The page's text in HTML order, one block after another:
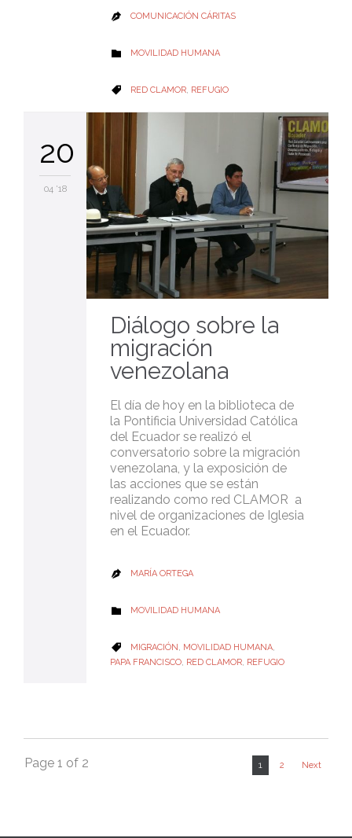
 COMUNICACIÓN CÁRITAS
 CATEGORY
MOVILIDAD HUMANA
 CATEGORY
RED CLAMOR, REFUGIO
20
04 '18
Diálogo sobre la
migración
venezolana
El día de hoy en la biblioteca de
la Pontificia Universidad Católica
del Ecuador se realizó el
conversatorio sobre la migración
venezolana, y la exposición de
las acciones que se están
realizando como red CLAMOR a
nivel de organizaciones de Iglesia
en el Ecuador.
 MARÍA ORTEGA
 CATEGORY
MOVILIDAD HUMANA
 CATEGORY
MIGRACIÓN , MOVILIDAD HUMANA,
PAPA FRANCISCO, RED CLAMOR, REFUGIO
Page 1 of 2 1 2 Next